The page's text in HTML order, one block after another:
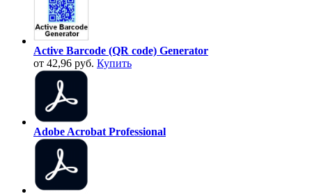
Active Barcode (QR code) Generator
от 42,96 руб. Купить
Adobe Acrobat Professional